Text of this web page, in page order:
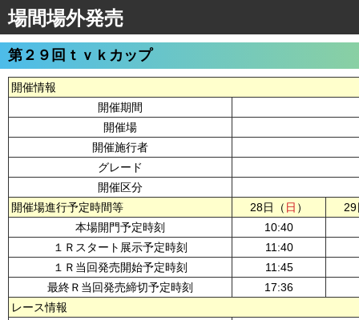
場間場外発売
第２９回ｔｖｋカップ
開催情報
開催期間
開催場
開催施行者
グレード
開催区分
開催場進行予定時間等
28日（ 日 ）
本場開門予定時刻
10:40
１Ｒスタート展示予定時刻
11:40
１Ｒ当回発売開始予定時刻
11:45
最終Ｒ当回発売締切予定時刻
17:36
レース情報